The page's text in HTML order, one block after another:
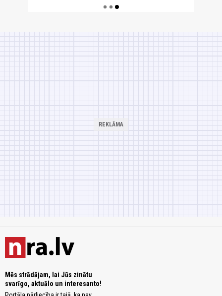
Mēs strādājam, lai Jūs zinātu
svarīgo, aktuālo un interesanto!